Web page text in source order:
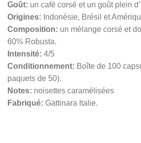
Goût: un café corsé et un goût plein
Origines: Indonésie, Brésil et
Composition: un mélange corsé et
60% Robusta.
Intensité: 4/5
Conditionnement: Boîte de 100
paquets de 50).
Notes: noisettes caramélisées
Fabriqué: Gattinara Italie.